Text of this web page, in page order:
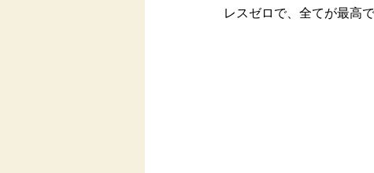
レスゼロで、全てが最高